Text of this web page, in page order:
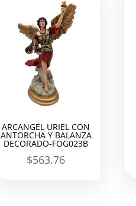
ARCANGEL URIEL CON
ANTORCHA Y BALANZA
DECORADO-FOG023B
$563.76